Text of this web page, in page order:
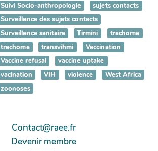
Suivi Socio-anthropologie
sujets contacts
Surveillance des sujets contacts
Surveillance sanitaire
Tirmini
trachoma
trachome
transvihmi
Vaccination
Vaccine refusal
vaccine uptake
vacination
VIH violence
West Africa
zoonoses
Contact@raee.fr
Devenir membre